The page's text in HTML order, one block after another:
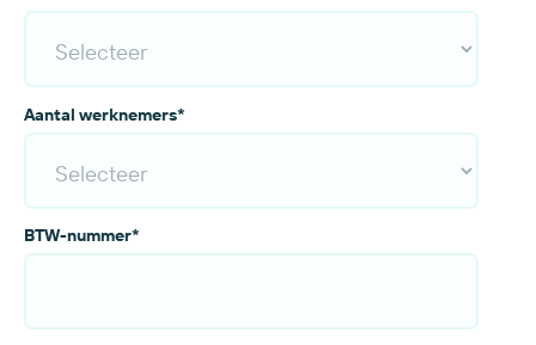
Aantal werknemers*
BTW-nummer*